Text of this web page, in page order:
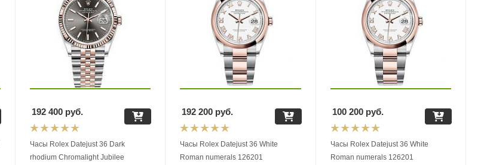
Часы Rolex Datejust 36 Dark
rhodium Chromalight Jubilee
192 400руб.
Часы Rolex Datejust 36 White
Roman numerals 126201
192 200 руб.
Часы Rolex Datejust 36 White
Roman numerals 126201
100 200руб.